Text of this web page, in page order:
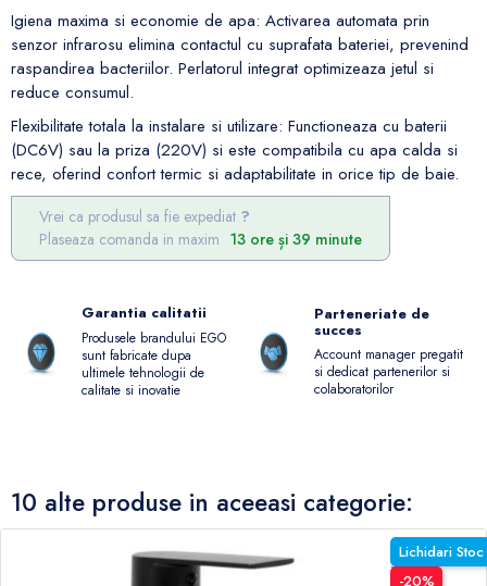
Igiena maxima si economie de apa: Activarea automata prin
senzor infrarosu elimina contactul cu suprafata bateriei, prevenind
raspandirea bacteriilor. Perlatorul integrat optimizeaza jetul si
reduce consumul.
Flexibilitate totala la instalare si utilizare: Functioneaza cu baterii
(DC6V) sau la priza (220V) si este compatibila cu apa calda si
rece, oferind confort termic si adaptabilitate in orice tip de baie.
Vrei ca produsul sa fie expediat
Plaseaza comanda in maxim 13 ore și 39 minute
Garantia calitatii
Produsele brandului EGO
sunt fabricate dupa
ultimele tehnologii de
calitate si inovatie
Parteneriate de
succes
Account manager pregatit
si dedicat partenerilor si
colaboratorilor
10 alte produse in aceeasi categorie:
Lichidari Stoc
-20%